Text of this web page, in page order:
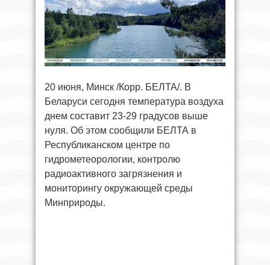
20 июня, Минск /Корр. БЕЛТА/. В
Беларуси сегодня температура воздуха
днем составит 23-29 градусов выше
нуля. Об этом сообщили БЕЛТА в
Республиканском центре по
гидрометеорологии, контролю
радиоактивного загрязнения и
мониторингу окружающей среды
Минприроды.